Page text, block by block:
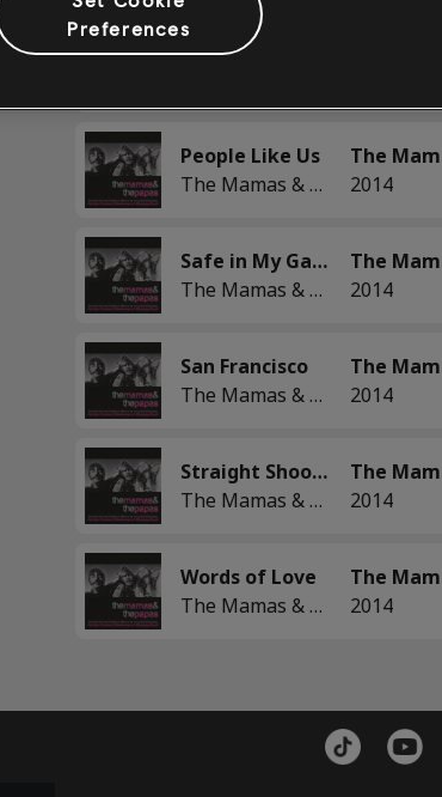
People Like Us
The Mamas & The Papas
2014
Safe in My Garden
The Mamas & The Papas
2014
San Francisco
The Mamas & The Papas
2014
Straight Shooter
The Mamas & The Papas
2014
Words of Love
The Mamas & The Papas
2014
Preferences